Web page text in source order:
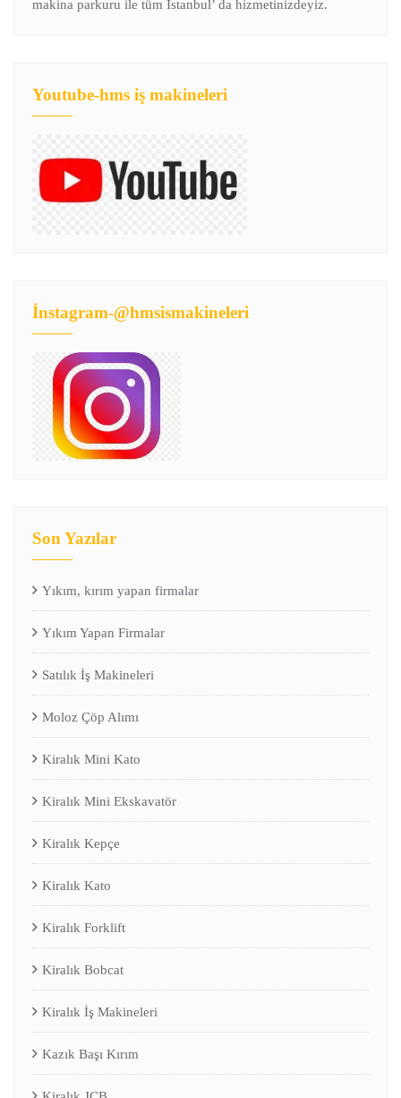
makina parkuru ile tüm İstanbul’ da hizmetinizdeyiz.
Youtube-hms iş makineleri
İnstagram-@hmsismakineleri
Son Yazılar
Yıkım, kırım yapan firmalar
Yıkım Yapan Firmalar
Satılık İş Makineleri
Moloz Çöp Alımı
Kiralık Mini Kato
Kiralık Mini Ekskavatör
Kiralık Kepçe
Kiralık Kato
Kiralık Forklift
Kiralık Bobcat
Kiralık İş Makineleri
Kazık Başı Kırım